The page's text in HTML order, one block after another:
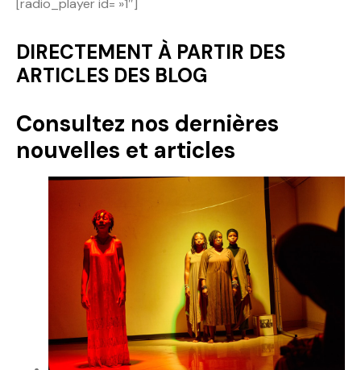
Politique
Technologies
[radio_player id= »1″]
DIRECTEMENT À PARTIR DES
ARTICLES DES BLOG
Consultez nos dernières
nouvelles et articles